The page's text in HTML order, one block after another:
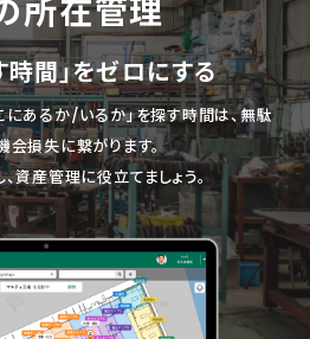
所在管理
時間」をゼロにする
あるか/いるか」を探す時間は、無駄
損失に繋がります。
資産管理に役立てましょう。